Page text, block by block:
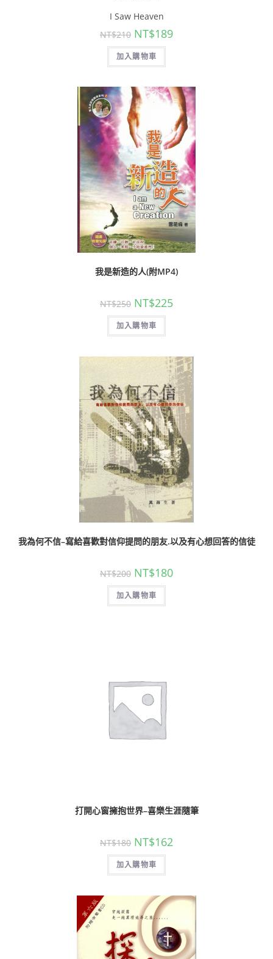
I Saw Heaven
NT$210 NT$189
加入購物車
我是新造的人(附MP4)
NT$250 NT$225
加入購物車
我為何不信–寫給喜歡對信仰提問的朋友.以及有心想回答的信徒
NT$200 NT$180
加入購物車
打開心窗擁抱世界–喜樂生涯隨筆
NT$180 NT$162
加入購物車